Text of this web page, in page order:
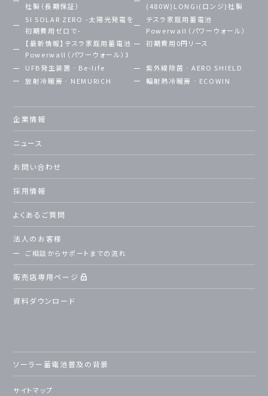
社製（長期保証）
(480W)LONGi(ロンジ)社製
SI SOLAR ZERO -太陽光発電を
初期費用ゼロで-
テスラ家庭用蓄電池
Powerwall（パワーウォール）
【最新情報】テスラ家庭用蓄電池
Powerwall（パワーウォール）3
初期費用0円リース
UFB発生装置‐Be-life
紫外線除菌‐AERO SHIELD
放射冷暖房‐NEMURICH
輻射熱冷暖房‐ECOWIN
企業情報
ニュース
お問い合わせ
採用情報
よくあるご質問
法人のお客様
ご相談からサポートまでの流れ
販売店専用ページ
資料ダウンロード
ソーラー蓄電池普及の背景
サイトマップ